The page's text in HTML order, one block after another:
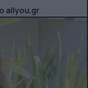
allyou.gr